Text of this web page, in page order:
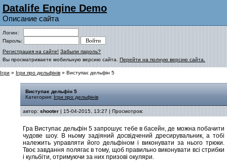
Datalife Engine Demo
Описание сайта
Логин:
Пароль:
Регистрация на сайте! Забыли пароль?
Вы просматриваете мобильную версию сайта. Перейти на полную версию сайта.
Ігри » Ігри про дельфінів » Виступає дельфін 5
Виступає дельфін 5
Категория: Ігри про дельфінів
автор: shooter | 15-04-2015, 13:27 | Просмотров:
Гра Виступає дельфін 5 запрошує тебе в басейн, де можна побачити
чудове шоу. В ньому задіяний досвідчений дресирувальник, а тобі
належить управляти його дельфіном і виконувати за нього трюки.
Твоє завдання полягає в тому, щоб правильно виконувати всі стрибки
і кульбіти, отримуючи за них призові окуляри.